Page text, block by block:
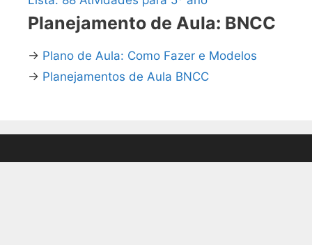
Planejamento de Aula: BNCC
→ Plano de Aula: Como Fazer e Modelos
→ Planejamentos de Aula BNCC